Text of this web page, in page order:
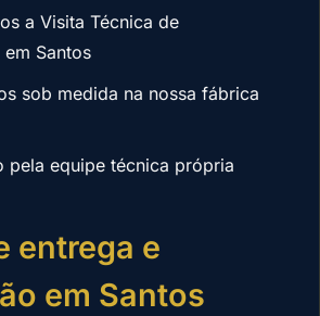
a Visita Técnica de
Santos
sob medida na nossa fábrica
pela equipe técnica própria
entrega e
em Santos